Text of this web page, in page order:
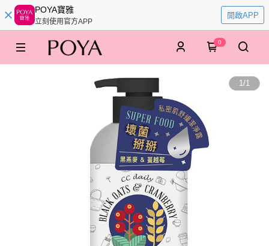
POYA寶雅
立刻使用官方APP
開啟APP
0
1/1